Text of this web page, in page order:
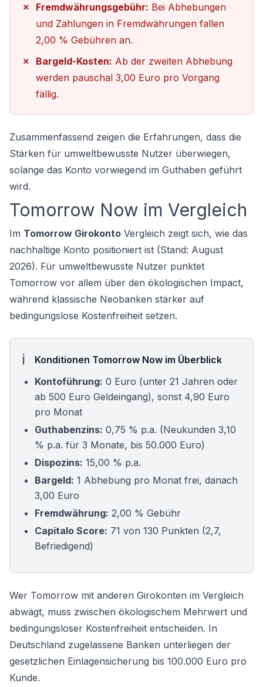
Fremdwährungsgebühr: Bei Abhebungen
und Zahlungen in Fremdwährungen fallen
2,00 % Gebühren an.
Bargeld-Kosten: Ab der zweiten Abhebung
werden pauschal 3,00 Euro pro Vorgang
fällig.
Zusammenfassend zeigen die Erfahrungen, dass die
Stärken für umweltbewusste Nutzer überwiegen,
solange das Konto vorwiegend im Guthaben geführt
wird.
Tomorrow Now im Vergleich
Im Tomorrow Girokonto Vergleich zeigt sich, wie das
nachhaltige Konto positioniert ist (Stand: August
2026). Für umweltbewusste Nutzer punktet
Tomorrow vor allem über den ökologischen Impact,
während klassische Neobanken stärker auf
bedingungslose Kostenfreiheit setzen.
Konditionen Tomorrow Now im Überblick
Kontoführung: 0 Euro (unter 21 Jahren oder
ab 500 Euro Geldeingang), sonst 4,90 Euro
pro Monat
Guthabenzins: 0,75 % p.a. (Neukunden 3,10
% p.a. für 3 Monate, bis 50.000 Euro)
Dispozins: 15,00 % p.a.
Bargeld: 1 Abhebung pro Monat frei, danach
3,00 Euro
Fremdwährung: 2,00 % Gebühr
Capitalo Score: 71 von 130 Punkten (2,7,
Befriedigend)
Wer Tomorrow mit anderen Girokonten im Vergleich
abwägt, muss zwischen ökologischem Mehrwert und
bedingungsloser Kostenfreiheit entscheiden. In
Deutschland zugelassene Banken unterliegen der
gesetzlichen Einlagensicherung bis 100.000 Euro pro
Kunde.